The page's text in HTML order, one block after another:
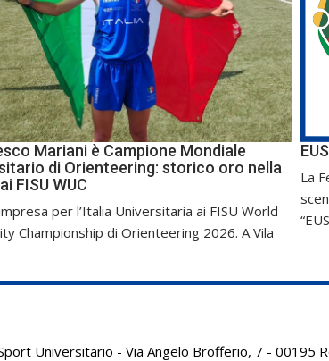
Mariani è Campione Mondiale
di Orienteering: storico oro nella
FISU WUC
per l’Italia Universitaria ai FISU World
Championship di Orienteering 2026. A Vila
La
Universitario - Via Angelo Brofferio, 7 - 00195